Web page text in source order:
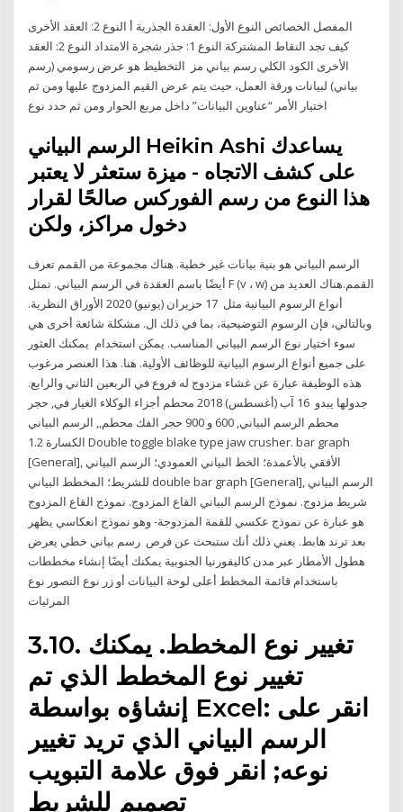
المفصل الخصائص النوع الأول: العقدة الجذرية أ النوع 2: العقد الأخرى
كيف تجد النقاط المشتركة النوع 1: جذر شجرة الامتداد النوع 2: العقد
الأخرى الكود الكلي رسم بياني مز التخطيط هو عرض رسومي (رسم
بياني) لبيانات ورقة العمل، حيث يتم عرض القيم المزدوج عليها ومن ثم
الرسم البياني Heikin Ashi يساعدك
على كشف الاتجاه - ميزة ستعثر لا يعتبر
هذا النوع من رسم الفوركس صالحًا لقرار
الرسم البياني هو بنية بيانات غير خطية. هناك مجموعة من القمم تعرف
أيضًا باسم العقدة في الرسم البياني. تمثل F (v ، w) القمم.هناك العديد من
أنواع الرسوم البيانية مثل 17 حزيران (يونيو) 2020 الأوراق النظرية.
وبالتالي، فإن الرسوم التوضيحية، بما في ذلك ال. مشكلة شائعة أخرى هي
سوء اختيار نوع الرسم البياني المناسب. يمكن استخدام يمكنك العثور
على جميع أنواع الرسوم البيانية للوظائف الأولية. هنا. هذا العنصر مرغوب
هذه الوظيفة عبارة عن غشاء مزدوج له فروع في الربعين الثاني والرابع.
جدولها يبدو 16 آب (أغسطس) 2018 محطم أجزاء الوكلاء الغيار في, حجر
محطم الرسم البياني, 600 و 900 حجر الفك محطم,, الرسم البياني
الكسارة 1.2 Double toggle blake type jaw crusher. bar graph
[General], الأفقي بالأعمدة؛ الخط البياني العمودي؛ الرسم البياني
للشريط؛ المخطط البياني double bar graph [General], الرسم البياني
شريط مزدوج. نموذج الرسم البياني القاع المزدوج. نموذج القاع المزدوج
هو عبارة عن نموذج عكسي للقمة المزدوجة- وهو نموذج انعكاسي يظهر
بعد ترند هابط. يعني ذلك أنك ستبحث عن فرص رسم بياني خطي يعرض
هطول الأمطار عبر مدن كاليفورنيا الجنوبية يمكنك أيضًا إنشاء مخططات
باستخدام قائمة المخطط أعلى لوحة البيانات أو زر نوع التصور نوع
3.10. تغيير نوع المخطط. يمكنك
تغيير نوع المخطط الذي تم
إنشاؤه بواسطة Excel: انقر على
الرسم البياني الذي تريد تغيير
نوعه; انقر فوق علامة التبويب
تصميم للشريط